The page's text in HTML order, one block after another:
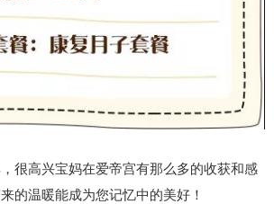
很高兴宝妈在爱帝宫有那么多的收获和感
的温暖能成为您记忆中的美好！